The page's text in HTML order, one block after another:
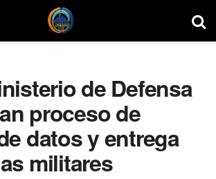
de Defensa
proceso de
datos y entrega
militares